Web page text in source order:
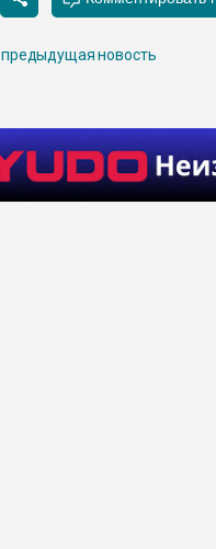
предыдущая новость